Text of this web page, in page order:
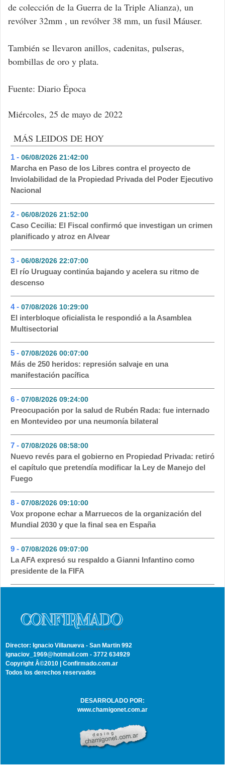
de colección de la Guerra de la Triple Alianza), un
revólver 32mm , un revólver 38 mm, un fusil Máuser.
También se llevaron anillos, cadenitas, pulseras,
bombillas de oro y plata.
Fuente: Diario Época
Miércoles, 25 de mayo de 2022
MÁS LEIDOS DE HOY
1 - 06/08/2026 21:42:00
Marcha en Paso de los Libres contra el proyecto de
Inviolabilidad de la Propiedad Privada del Poder Ejecutivo
Nacional
2 - 06/08/2026 21:52:00
Caso Cecilia: El Fiscal confirmó que investigan un crimen
planificado y atroz en Alvear
3 - 06/08/2026 22:07:00
El río Uruguay continúa bajando y acelera su ritmo de
descenso
4 - 07/08/2026 10:29:00
El interbloque oficialista le respondió a la Asamblea
Multisectorial
5 - 07/08/2026 00:07:00
Más de 250 heridos: represión salvaje en una
manifestación pacífica
6 - 07/08/2026 09:24:00
Preocupación por la salud de Rubén Rada: fue internado
en Montevideo por una neumonía bilateral
7 - 07/08/2026 08:58:00
Nuevo revés para el gobierno en Propiedad Privada: retiró
el capítulo que pretendía modificar la Ley de Manejo del
Fuego
8 - 07/08/2026 09:10:00
Vox propone echar a Marruecos de la organización del
Mundial 2030 y que la final sea en España
9 - 07/08/2026 09:07:00
La AFA expresó su respaldo a Gianni Infantino como
presidente de la FIFA
Director: Ignacio Villanueva - San Martin 992
ignaciov_1969@hotmail.com - 3772 634929
Copyright Â©2010 | Confirmado.com.ar
Todos los derechos reservados
DESARROLADO POR:
www.chamigonet.com.ar